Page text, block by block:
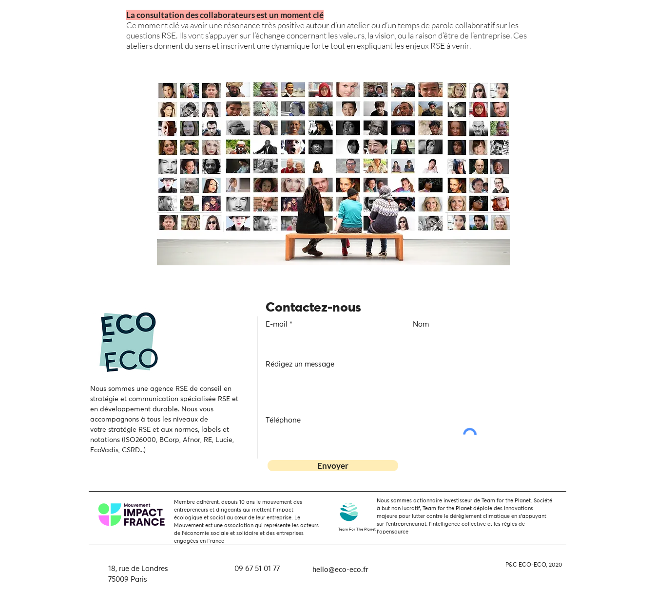
La consultation des collaborateurs est un moment clé
Ce moment clé va avoir une résonance très positive autour d’un atelier ou d’un temps de parole collaboratif sur les
questions RSE. Ils vont s’appuyer sur l’échange concernant les valeurs, la vision, ou la raison d’être de l’entreprise. Ces
ateliers donnent du sens et inscrivent une dynamique forte tout en expliquant les enjeux RSE à venir.
Nous sommes une agence RSE de conseil en
stratégie et communication spécialisée RSE et
en développement durable. Nous vous
accompagnons à tous les niveaux de
votrestratégie RSE et aux normes, labels et
notations (ISO26000, BCorp, Afnor, RE, Lucie,
EcoVadis, CSRD...)
Contactez-nous
E-mail Nom
Rédigez un message
Téléphone
Envoyer
Membre adhérent, depuis 10 ans le mouvement des
entrepreneurs et dirigeants qui mettent l’impact
écologique et social au cœur de leur entreprise. Le
Mouvement est une association qui représente les acteurs
de l'économie sociale et solidaire et des entreprises
engagées en France
Nous sommes actionnaire investisseur de Team for the Planet. Société
à but non lucratif, Team for the Planet déploie des innovations
majeure pour lutter contre le dérèglement climatique en s'appuyant
sur l'entrepreneuriat, l'intelligence collective et les règles de
l'opensource
Team For The Planet
18, rue de Londres
75009 Paris
09 67 51 01 77 hello@eco-eco.fr P&C ECO-ECO, 2020